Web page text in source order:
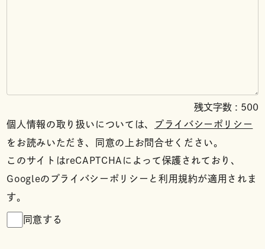
残文字数 : 500
個人情報の取り扱いについては、
プライバシーポリシー
をお読みいただき、同意の上お問合せください。
このサイトはreCAPTCHAによって保護されており、
Googleのプライバシーポリシーと利用規約が適用されま
す。
同意する